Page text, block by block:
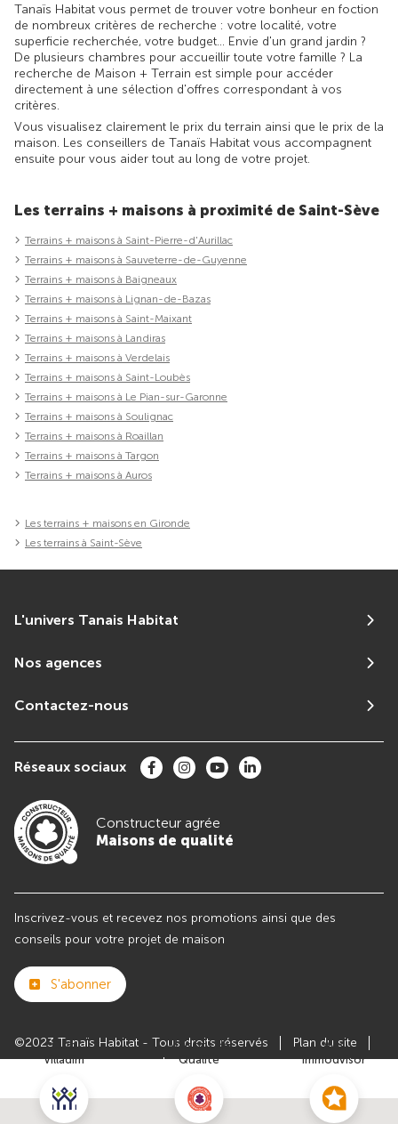
Club
Villadim
Maisons de
Qualité
Avis
Immodvisor
Tanaïs Habitat vous permet de trouver votre bonheur en foction
de nombreux critères de recherche : votre localité, votre
superficie recherchée, votre budget... Envie d'un grand jardin ?
De plusieurs chambres pour accueillir toute votre famille ? La
recherche de Maison + Terrain est simple pour accéder
directement à une sélection d'offres correspondant à vos
critères.
Vous visualisez clairement le prix du terrain ainsi que le prix de la
maison. Les conseillers de Tanaïs Habitat vous accompagnent
ensuite pour vous aider tout au long de votre projet.
Les terrains + maisons à proximité de Saint-Sève
Terrains + maisons à Saint-Pierre-d'Aurillac
Terrains + maisons à Sauveterre-de-Guyenne
Terrains + maisons à Baigneaux
Terrains + maisons à Lignan-de-Bazas
Terrains + maisons à Saint-Maixant
Terrains + maisons à Landiras
Terrains + maisons à Verdelais
Terrains + maisons à Saint-Loubès
Terrains + maisons à Le Pian-sur-Garonne
Terrains + maisons à Soulignac
Terrains + maisons à Roaillan
Terrains + maisons à Targon
Terrains + maisons à Auros
Les terrains + maisons en Gironde
Les terrains à Saint-Sève
L'univers Tanais Habitat
Nos agences
Contactez-nous
Réseaux sociaux
Constructeur agrée
Maisons de qualité
Inscrivez-vous et recevez nos promotions ainsi que des
conseils pour votre projet de maison
S'abonner
©2023 Tanaïs Habitat - Tous droits réservés
Plan du site
Paramètres des cookies
Politiques de Confidentialités
Mentions légales
Recrutement
Le groupe VILLADIM